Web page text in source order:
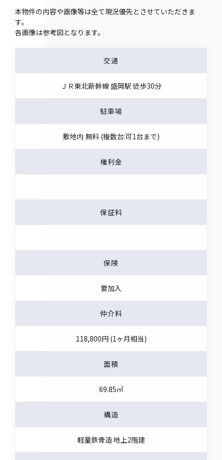
本物件の内容や画像等は全て現況優先とさせていただきま
す。
各画像は参考図となります。
交通
ＪＲ東北新幹線 盛岡駅 徒歩30分
駐車場
敷地内 無料 (複数台:可1台まで)
権利金
保証料
保険
要加入
仲介料
118,800円 (1ヶ月相当)
面積
69.85㎡
構造
軽量鉄骨造 地上2階建